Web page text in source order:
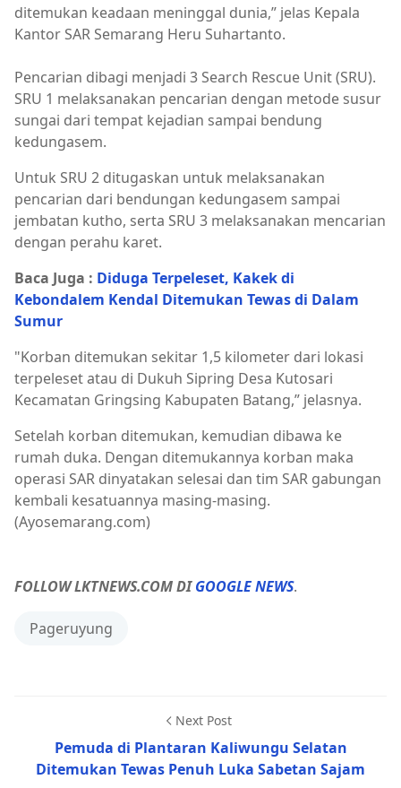
ditemukan keadaan meninggal dunia,” jelas Kepala
Kantor SAR Semarang Heru Suhartanto.
Pencarian dibagi menjadi 3 Search Rescue Unit (SRU).
SRU 1 melaksanakan pencarian dengan metode susur
sungai dari tempat kejadian sampai bendung
kedungasem.
Untuk SRU 2 ditugaskan untuk melaksanakan
pencarian dari bendungan kedungasem sampai
jembatan kutho, serta SRU 3 melaksanakan mencarian
dengan perahu karet.
Baca Juga : Diduga Terpeleset, Kakek di
Kebondalem Kendal Ditemukan Tewas di Dalam
Sumur
"Korban ditemukan sekitar 1,5 kilometer dari lokasi
terpeleset atau di Dukuh Sipring Desa Kutosari
Kecamatan Gringsing Kabupaten Batang,” jelasnya.
Setelah korban ditemukan, kemudian dibawa ke
rumah duka. Dengan ditemukannya korban maka
operasi SAR dinyatakan selesai dan tim SAR gabungan
kembali kesatuannya masing-masing.
(Ayosemarang.com)
FOLLOW LKTNEWS.COM DIGOOGLE NEWS.
Pageruyung
Next Post
Pemuda di Plantaran Kaliwungu Selatan
Ditemukan Tewas Penuh Luka Sabetan Sajam